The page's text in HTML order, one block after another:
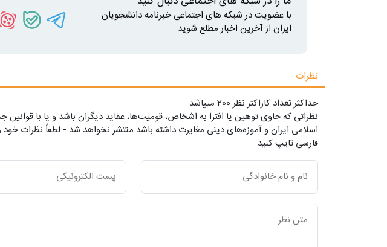
با عضویت در شبکه های اجتماعی خبرنامه دانشجویان
ایران از آخرین اخبار مطلع شوید
نظرات
حداکثر تعداد کاراکتر نظر 200 ميياشد
نظراتی که حاوی توهین یا افترا به اشخاص، قومیت‌ها، عقاید دیگران باشد و یا با قوانین
اسلامی ایران و آموزه‌های دینی مغایرت داشته باشد منتشر نخواهد شد - لطفاً نظرات خود
فارسی تایپ کنید